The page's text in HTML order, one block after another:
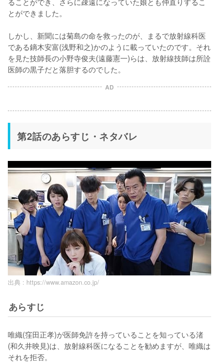
とができました。
しかし、新聞には菊島の命を救ったのが、まるで放射線科医
である鏑木安富(浅野和之)かのように載っていたのです。それ
を見た技師長の小野寺俊夫(遠藤憲一)らは、放射線技師は所詮
医師の黒子だと落胆するのでした。
AD
第2話のあらすじ・ネタバレ
出典 : https://www.amazon.co.jp/
あらすじ
唯織(窪田正孝)が医師免許を持っていることを知っている渚
(和久井映見)は、放射線科医になることを勧めますが、唯織は
それを拒否。